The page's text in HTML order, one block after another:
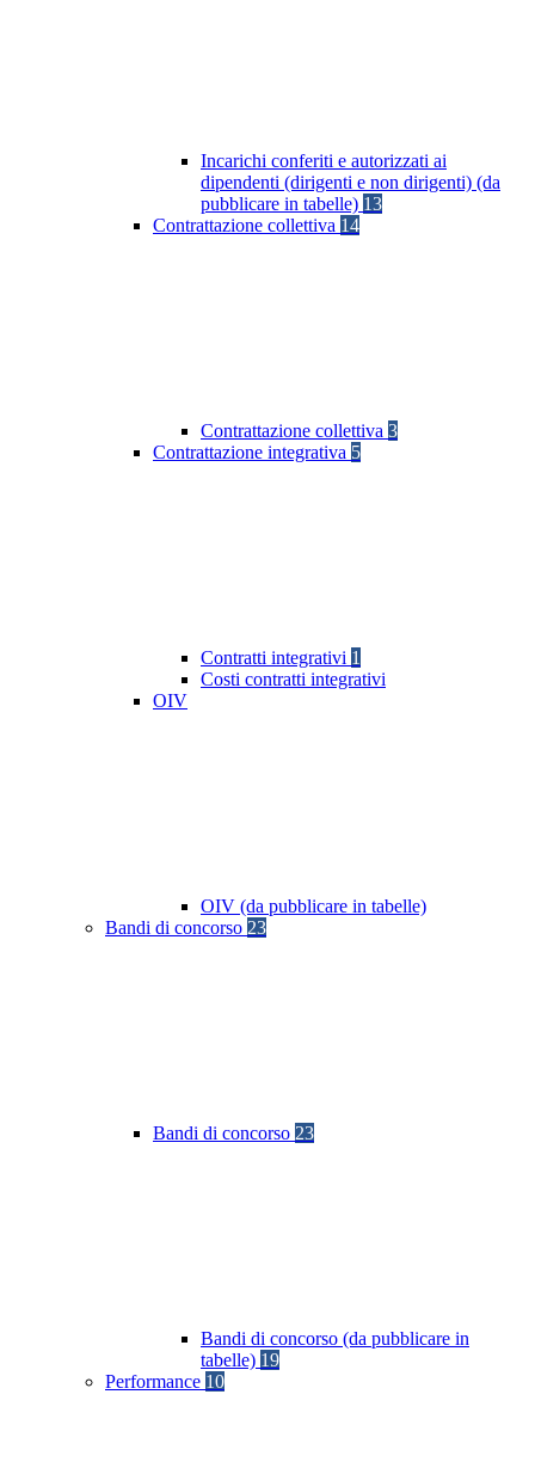
Incarichi conferiti e autorizzati ai
dipendenti (dirigenti e non dirigenti) (da
pubblicare in tabelle) 13
Contrattazione collettiva 14
Contrattazione collettiva 3
Contrattazione integrativa 5
Contratti integrativi 1
Costi contratti integrativi
OIV
OIV (da pubblicare in tabelle)
Bandi di concorso 23
Bandi di concorso 23
Bandi di concorso (da pubblicare in
tabelle) 19
Performance 10